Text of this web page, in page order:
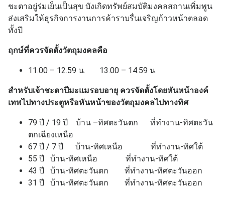
ชะตาอยู่ร่มเย็นเป็นสุข บังเกิดทรัพย์สมบัติมงคลสถานเพิ่มพูน
ส่งเสริมให้ธุรกิจการงานการค้าราบรื่นเจริญก้าวหน้าตลอด
ทั้งปี
ฤกษ์ที่ควรจัดตั้งวัตถุมงคลคือ
11.00 – 12.59 น. 13.00 – 14.59 น.
สำหรับเจ้าชะตาปีมะแมรอบอายุ ควรจัดตั้งโดยหันหน้าองค์
เทพไปทางประตูหรือหันหน้าของวัตถุมงคลไปทางทิศ
79 ปี / 19 ปี บ้าน –ทิศตะวันตก ที่ทำงาน-ทิศตะวัน
ตกเฉียงเหนือ
67 ปี / 7 ปี บ้าน-ทิศเหนือ ที่ทำงาน-ทิศใต้
55 ปี บ้าน-ทิศเหนือ ที่ทำงาน-ทิศใต้
43 ปี บ้าน-ทิศตะวันตก ที่ทำงาน-ทิศตะวันออก
31 ปี บ้าน-ทิศตะวันตก ที่ทำงาน-ทิศตะวันออก